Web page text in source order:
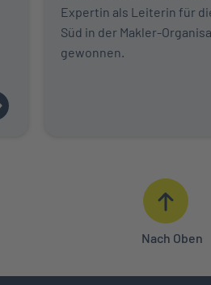
Expertin als Leiterin für
Süd in der Makler-
gewonnen.
Nach Oben